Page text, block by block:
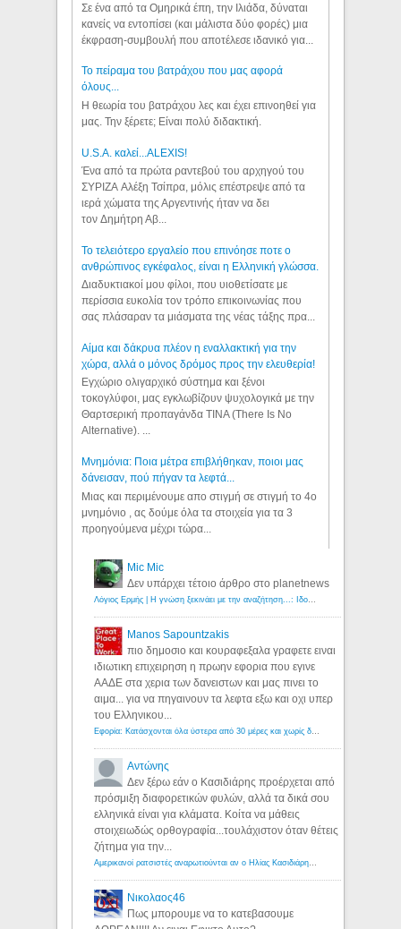
Σε ένα από τα Ομηρικά έπη, την Ιλιάδα, δύναται
κανείς να εντοπίσει (και μάλιστα δύο φορές) μια
έκφραση-συμβουλή που αποτέλεσε ιδανικό για...
Το πείραμα του βατράχου που μας αφορά
όλους...
Η θεωρία του βατράχου λες και έχει επινοηθεί για
μας. Την ξέρετε; Είναι πολύ διδακτική.
U.S.A. καλεί...ALEXIS!
Ένα από τα πρώτα ραντεβού του αρχηγού του
ΣΥΡΙΖΑ Αλέξη Τσίπρα, μόλις επέστρεψε από τα
ιερά χώματα της Αργεντινής ήταν να δει
τον Δημήτρη Αβ...
Το τελειότερο εργαλείο που επινόησε ποτε ο
ανθρώπινος εγκέφαλος, είναι η Ελληνική γλώσσα.
Διαδυκτιακοί μου φίλοι, που υιοθετίσατε με
περίσσια ευκολία τον τρόπο επικοινωνίας που
σας πλάσαραν τα μιάσματα της νέας τάξης πρα...
Αίμα και δάκρυα πλέον η εναλλακτική για την
χώρα, αλλά ο μόνος δρόμος προς την ελευθερία!
Εγχώριο ολιγαρχικό σύστημα και ξένοι
τοκογλύφοι, μας εγκλωβίζουν ψυχολογικά με την
Θαρτσερική προπαγάνδα TINA (There Is No
Alternative). ...
Μνημόνια: Ποια μέτρα επιβλήθηκαν, ποιοι μας
δάνεισαν, πού πήγαν τα λεφτά...
Μιας και περιμένουμε απο στιγμή σε στιγμή το 4ο
μνημόνιο , ας δούμε όλα τα στοιχεία για τα 3
προηγούμενα μέχρι τώρα...
Mic Mic
Δεν υπάρχει τέτοιο άρθρο στο planetnews
Manos Sapountzakis
πιο δημοσιο και κουραφεξαλα γραφετε ειναι
ιδιωτικη επιχειρηση η πρωην εφορια που εγινε
ΑΑΔΕ στα χερια των δανειστων και μας πινει το
αιμα... για να πηγαινουν τα λεφτα εξω και οχι υπερ
του Ελληνικου...
Αντώνης
Δεν ξέρω εάν ο Κασιδιάρης προέρχεται από
πρόσμιξη διαφορετικών φυλών, αλλά τα δικά σου
ελληνικά είναι για κλάματα. Κοίτα να μάθεις
στοιχειωδώς ορθογραφία...τουλάχιστον όταν θέτεις
ζήτημα για την...
Νικολαος46
Πως μπορουμε να το κατεβασουμε